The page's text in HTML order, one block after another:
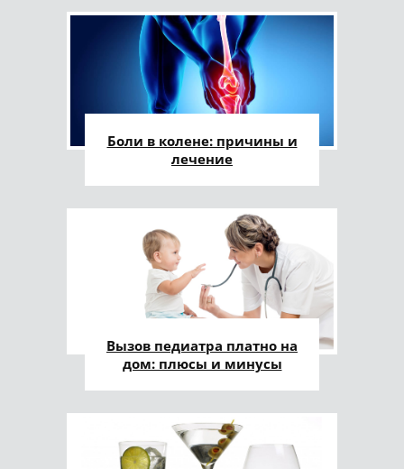
Боли в колене: причины и
лечение
Вызов педиатра платно на
дом: плюсы и минусы